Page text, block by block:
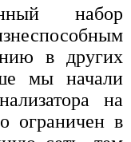
набор
в других
мы начали
на
ограничен в